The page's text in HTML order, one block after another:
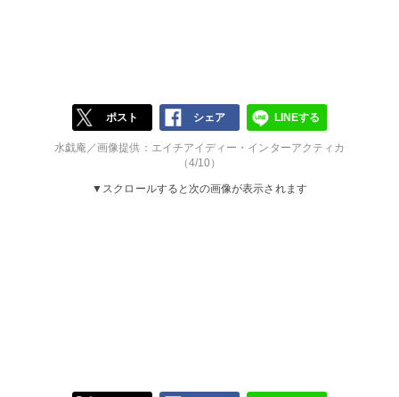
ポスト シェア LINEする
水戯庵／画像提供：エイチアイディー・インターアクティカ
（4/10）
▼スクロールすると次の画像が表示されます